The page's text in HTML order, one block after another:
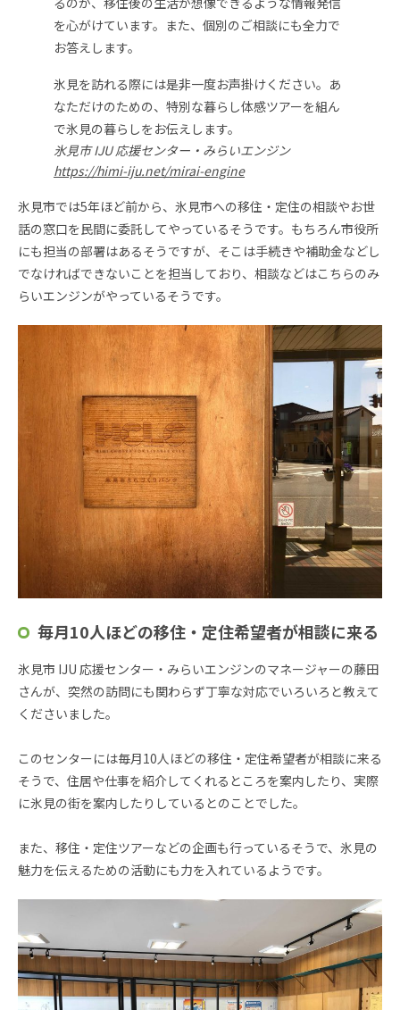
を心がけています。また、個別のご相談にも全力で
お答えします。
氷見を訪れる際には是非一度お声掛けください。あ
なただけのための、特別な暮らし体感ツアーを組ん
で氷見の暮らしをお伝えします。
氷見市 IJU 応援センター・みらいエンジン
https://himi-iju.net/mirai-engine
氷見市では5年ほど前から、氷見市への移住・定住の相談やお世
話の窓口を民間に委託してやっているそうです。もちろん市役所
にも担当の部署はあるそうですが、そこは手続きや補助金などし
でなければできないことを担当しており、相談などはこちらのみ
らいエンジンがやっているそうです。
毎月10人ほどの移住・定住希望者が相談に来る
氷見市 IJU 応援センター・みらいエンジンのマネージャーの藤田
さんが、突然の訪問にも関わらず丁寧な対応でいろいろと教えて
くださいました。
このセンターには毎月10人ほどの移住・定住希望者が相談に来る
そうで、住居や仕事を紹介してくれるところを案内したり、実際
に氷見の街を案内したりしているとのことでした。
また、移住・定住ツアーなどの企画も行っているそうで、氷見の
魅力を伝えるための活動にも力を入れているようです。